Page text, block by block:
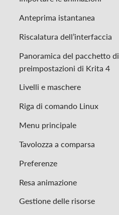
Anteprima istantanea
Riscalatura dell’interfaccia
Panoramica del pacchetto di
preimpostazioni di Krita 4
Livelli e maschere
Riga di comando Linux
Menu principale
Tavolozza a comparsa
Preferenze
Resa animazione
Gestione delle risorse